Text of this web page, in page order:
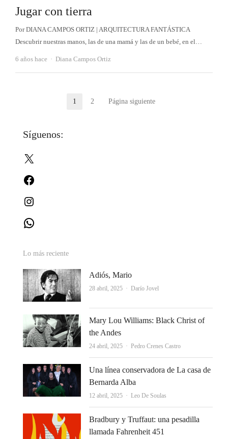
Jugar con tierra
Por DIANA CAMPOS ORTIZ | ARQUITECTURA FANTÁSTICA
Descubrir nuestras manos, las de una mamá y las de un bebé, en el…
6 años hace Autor
Diana Campos Ortiz
entradas
Página
1 Página
2 Página siguiente
Síguenos:
Lo más reciente
Adiós, Mario
28 abril, 2025 Autor
Darío Jovel
Mary Lou Williams: Black Christ of
the Andes
24 abril, 2025 Autor
Pedro Crenes Castro
Una línea conservadora de La casa de
Bernarda Alba
12 abril, 2025 Autor
Leo De Soulas
Bradbury y Truffaut: una pesadilla
llamada Fahrenheit 451